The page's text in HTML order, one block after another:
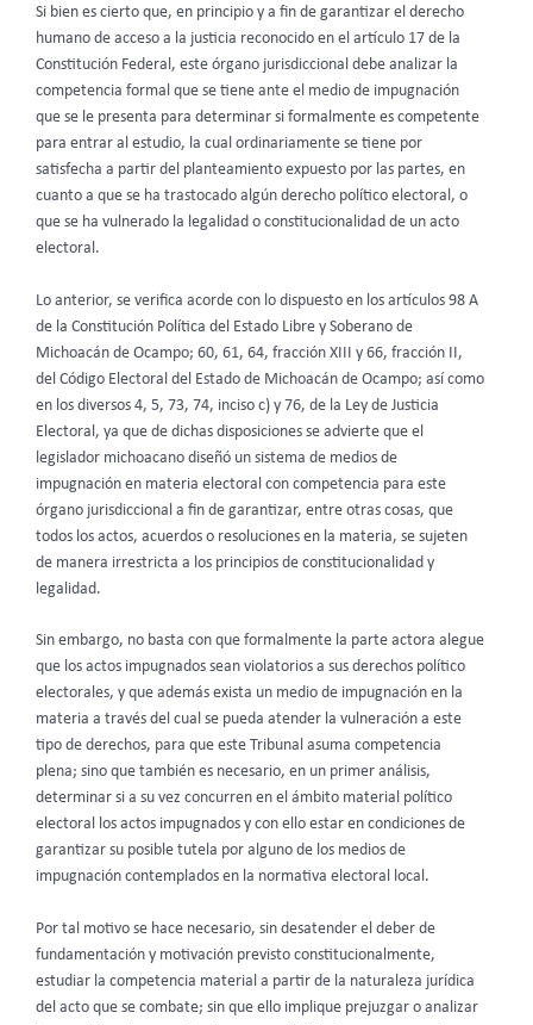
Si bien es cierto que, en principio y a fin de garantizar el derecho
humano de acceso a la justicia reconocido en el artículo 17 de la
Constitución Federal, este órgano jurisdiccional debe analizar la
competencia formal que se tiene ante el medio de impugnación
que se le presenta para determinar si formalmente es competente
para entrar al estudio, la cual ordinariamente se tiene por
satisfecha a partir del planteamiento expuesto por las partes, en
cuanto a que se ha trastocado algún derecho político electoral, o
que se ha vulnerado la legalidad o constitucionalidad de un acto
electoral.
Lo anterior, se verifica acorde con lo dispuesto en los artículos 98 A
de la Constitución Política del Estado Libre y Soberano de
Michoacán de Ocampo; 60, 61, 64, fracción XIII y 66, fracción II,
del Código Electoral del Estado de Michoacán de Ocampo; así como
en los diversos 4, 5, 73, 74, inciso c) y 76, de la Ley de Justicia
Electoral, ya que de dichas disposiciones se advierte que el
legislador michoacano diseñó un sistema de medios de
impugnación en materia electoral con competencia para este
órgano jurisdiccional a fin de garantizar, entre otras cosas, que
todos los actos, acuerdos o resoluciones en la materia, se sujeten
de manera irrestricta a los principios de constitucionalidad y
legalidad.
Sin embargo, no basta con que formalmente la parte actora alegue
que los actos impugnados sean violatorios a sus derechos político
electorales, y que además exista un medio de impugnación en la
materia a través del cual se pueda atender la vulneración a este
tipo de derechos, para que este Tribunal asuma competencia
plena; sino que también es necesario, en un primer análisis,
determinar si a su vez concurren en el ámbito material político
electoral los actos impugnados y con ello estar en condiciones de
garantizar su posible tutela por alguno de los medios de
impugnación contemplados en la normativa electoral local.
Por tal motivo se hace necesario, sin desatender el deber de
fundamentación y motivación previsto constitucionalmente,
estudiar la competencia material a partir de la naturaleza jurídica
del acto que se combate; sin que ello implique prejuzgar o analizar